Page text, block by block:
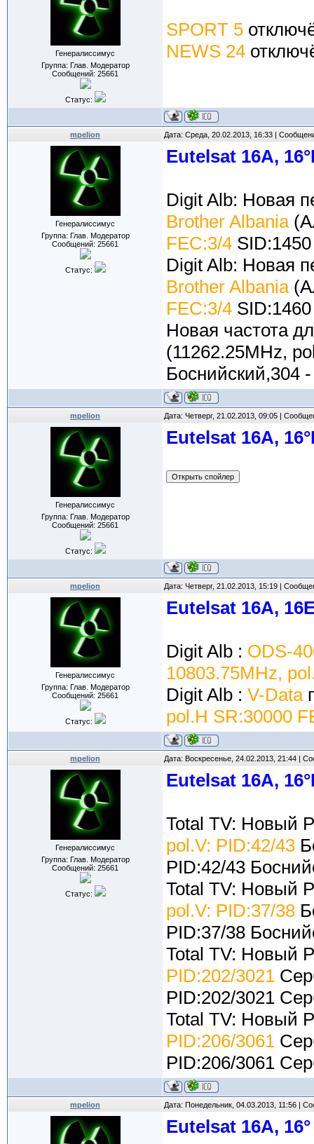
Генералиссимус
Группа: Глав. Модератор
Сообщений: 25661
Статус:
SPORT 5
NEWS 24
mpelion Дата: Среда, 20.02.2013, 16:33 |
Генералиссимус
Группа: Глав. Модератор
Сообщений: 25661
Статус:
Eutelsat 16A,
Digit Alb: Новая
Brother Albania
FEC:3/4
Digit Alb: Новая
Brother Albania
FEC:3/4
Новая частота
(11262.25MHz,
Боснийский,304
mpelion Дата: Четверг, 21.02.2013, 09:05 |
Генералиссимус
Группа: Глав. Модератор
Сообщений: 25661
Статус:
Eutelsat 16A,
mpelion Дата: Четверг, 21.02.2013, 15:19 |
Генералиссимус
Группа: Глав. Модератор
Сообщений: 25661
Статус:
Eutelsat 16A,
Digit Alb : ODS-
10803.75MHz,
Digit Alb : V-Data
pol.H SR:30000
mpelion Дата: Воскресенье, 24.02.2013, 21:44 |
Генералиссимус
Группа: Глав. Модератор
Сообщений: 25661
Статус:
Eutelsat 16A,
Total TV: Новый
pol.V: PID:42/43
PID:42/43
Total TV: Новый
pol.V: PID:37/38
PID:37/38
Total TV: Новый
PID:202/3021
PID:202/3021
Total TV: Новый
PID:206/3061
PID:206/3061
mpelion Дата: Понедельник, 04.03.2013, 11:56 |
Eutelsat 16A,